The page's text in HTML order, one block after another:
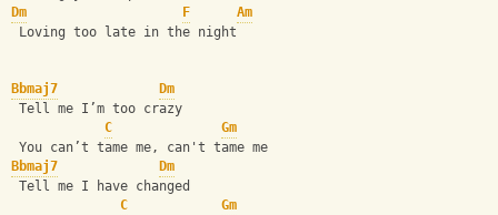
Dm
F
Am
Loving too late in the night
Bbmaj7
Dm
Tell me I’m too crazy
C
Gm
You can’t tame me, can't tame me
Bbmaj7
Dm
Tell me I have changed
C
Gm